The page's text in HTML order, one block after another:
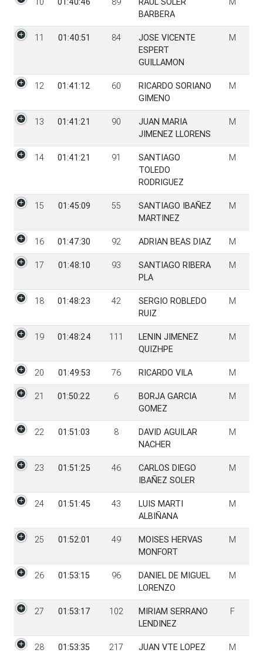
BARBERA
11 01:40:51 84
JOSE VICENTE
ESPERT
GUILLAMON
M
12 01:41:12 60
RICARDO SORIANO
GIMENO
M
13 01:41:21 90
JUAN MARIA
JIMENEZ LLORENS
M
14 01:41:21 91
SANTIAGO
TOLEDO
RODRIGUEZ
M
15 01:45:09 55
SANTIAGO IBAÑEZ
MARTINEZ
M
16 01:47:30 92 ADRIAN BEAS DIAZ M
17 01:48:10 93
SANTIAGO RIBERA
PLA
M
18 01:48:23 42
SERGIO ROBLEDO
RUIZ
M
19 01:48:24 111
LENIN JIMENEZ
QUIZHPE
M
20 01:49:53 76 RICARDO VILA M
21 01:50:22 6
BORJA GARCIA
GOMEZ
M
22 01:51:03 8
DAVID AGUILAR
NACHER
M
23 01:51:25 46
CARLOS DIEGO
IBAÑEZ SOLER
M
24 01:51:45 43
LUIS MARTI
ALBIÑANA
M
25 01:52:01 49
MOISES HERVAS
MONFORT
M
26 01:53:15 96
DANIEL DE MIGUEL
LORENZO
M
27 01:53:17 102
MIRIAM SERRANO
LENDINEZ
F
28 01:53:35 217
JUAN VTE LOPEZ
M